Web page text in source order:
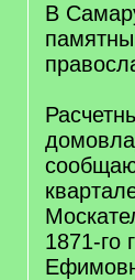
В
1871-го